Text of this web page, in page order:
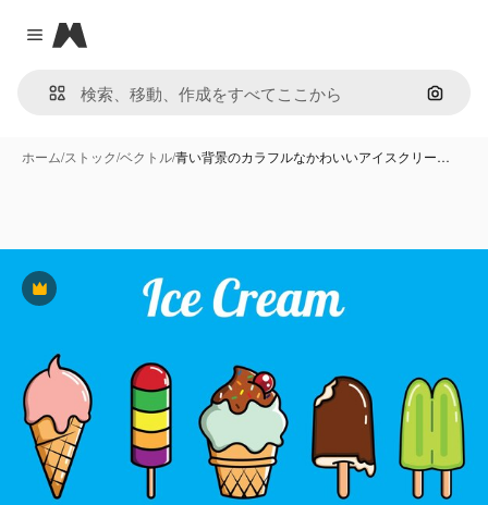
Close menu
Magnific
画像で
ホーム/ストック/ベクトル/青い背景のカラフルなかわいいアイスクリー…
Premium